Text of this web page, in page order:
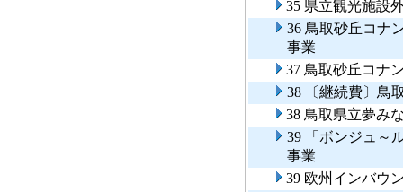
35 県立観光施設
36 鳥取砂丘コナ
事業
37 鳥取砂丘コナ
38 〔継続費〕鳥
38 鳥取県立夢み
39 「ボンジュ～
事業
39 欧州インバウ